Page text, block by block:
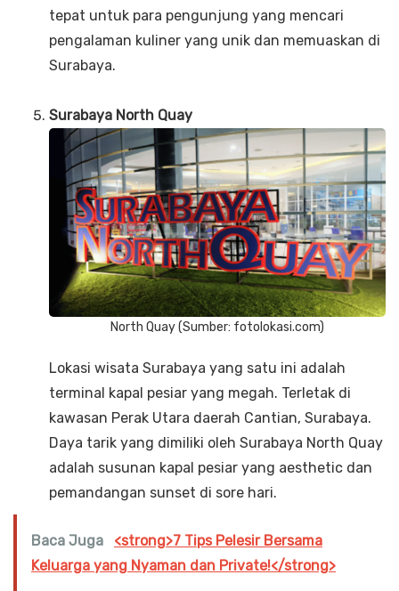
tepat untuk para pengunjung yang mencari
pengalaman kuliner yang unik dan memuaskan di
Surabaya.
Surabaya North Quay
North Quay (Sumber: fotolokasi.com)
Lokasi wisata Surabaya yang satu ini adalah
terminal kapal pesiar yang megah. Terletak di
kawasan Perak Utara daerah Cantian, Surabaya.
Daya tarik yang dimiliki oleh Surabaya North Quay
adalah susunan kapal pesiar yang aesthetic dan
pemandangan sunset di sore hari.
Baca Juga
<strong>7 Tips Pelesir Bersama
Keluarga yang Nyaman dan Private!</strong>